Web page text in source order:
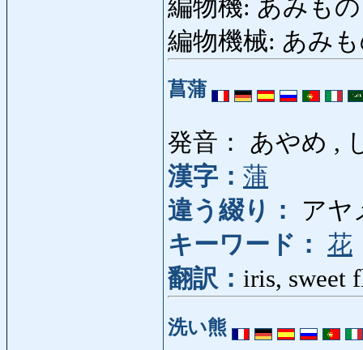
編物機: あみも
編物機械: あみ
菖蒲
発音： あやめ ,
漢字： 蒲
違う綴り：
アヤ
キーワード： 花
翻訳： iris, sweet
洗い熊